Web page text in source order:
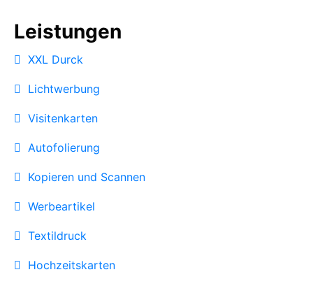
Leistungen
XXL Durck
Lichtwerbung
Visitenkarten
Autofolierung
Kopieren und Scannen
Werbeartikel
Textildruck
Hochzeitskarten